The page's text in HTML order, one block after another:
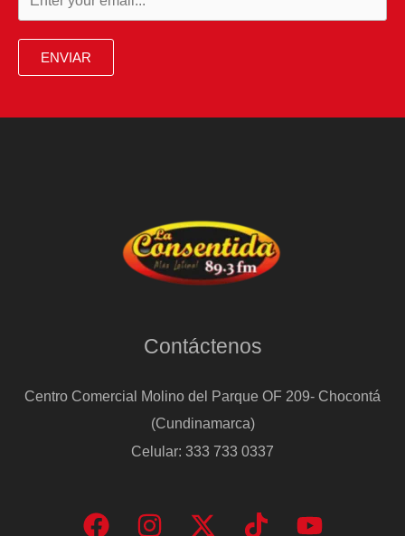
ENVIAR
Contáctenos
Centro Comercial Molino del Parque OF 209- Chocontá
(Cundinamarca)
Celular: 333 733 0337